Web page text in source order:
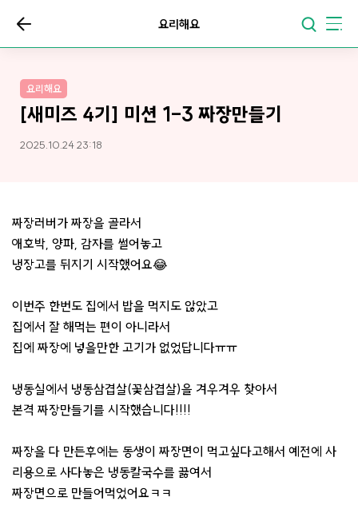
요리해요
요리해요
[새미즈 4기] 미션 1-3 짜장만들기
2025.10.24 23:18
짜장러버가 짜장을 골라서
애호박, 양파, 감자를 썰어놓고
냉장고를 뒤지기 시작했어요😂
이번주 한번도 집에서 밥을 먹지도 않았고
집에서 잘 해먹는 편이 아니라서
집에 짜장에 넣을만한 고기가 없었답니다ㅠㅠ
냉동실에서 냉동삼겹살(꽃삼겹살)을 겨우겨우 찾아서
본격 짜장만들기를 시작했습니다!!!!
짜장을 다 만든후에는 동생이 짜장면이 먹고싶다고해서 예전에 사
리용으로 사다놓은 냉동칼국수를 끓여서
짜장면으로 만들어먹었어요ㅋㅋ